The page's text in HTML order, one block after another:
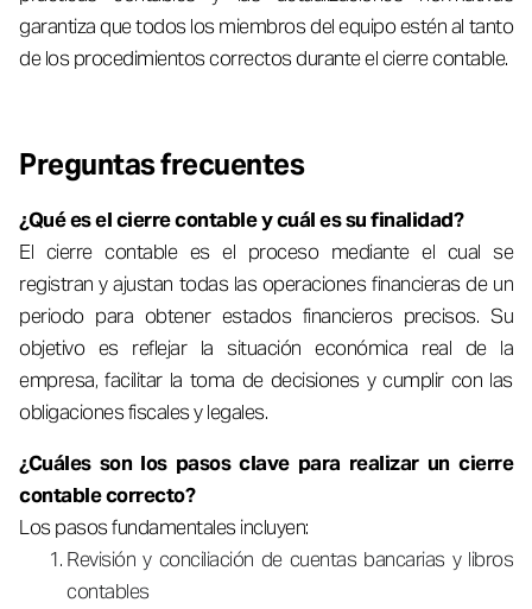
garantiza que todos los miembros del equipo estén al tanto
de los procedimientos correctos durante el cierre contable.
Preguntas frecuentes
¿Qué es el cierre contable y cuál es su finalidad?
El cierre contable es el proceso mediante el cual se
registran y ajustan todas las operaciones financieras de un
periodo para obtener estados financieros precisos. Su
objetivo es reflejar la situación económica real de la
empresa, facilitar la toma de decisiones y cumplir con las
obligaciones fiscales y legales.
¿Cuáles son los pasos clave para realizar un cierre
contable correcto?
Los pasos fundamentales incluyen:
Revisión y conciliación de cuentas bancarias y libros
contables